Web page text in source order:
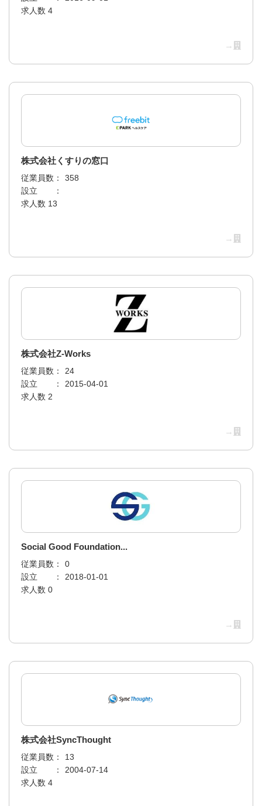
求人数 4
→
株式会社くすりの窓口
従業員数：
358
設立 ：
求人数 13
→
株式会社Z-Works
従業員数：
24
設立 ：
2015-04-01
求人数 2
→
Social Good Foundation...
従業員数：
0
設立 ：
2018-01-01
求人数 0
→
株式会社SyncThought
従業員数：
13
設立 ：
2004-07-14
求人数 4